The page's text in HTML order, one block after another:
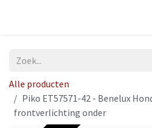
Alle producten
Piko ET57571-42 - Benelux
frontverlichting onder